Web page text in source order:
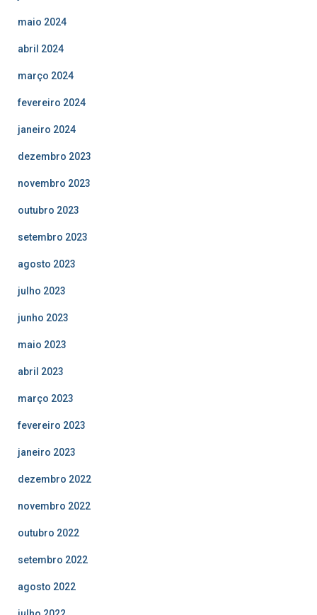
maio 2024
abril 2024
março 2024
fevereiro 2024
janeiro 2024
dezembro 2023
novembro 2023
outubro 2023
setembro 2023
agosto 2023
julho 2023
junho 2023
maio 2023
abril 2023
março 2023
fevereiro 2023
janeiro 2023
dezembro 2022
novembro 2022
outubro 2022
setembro 2022
agosto 2022